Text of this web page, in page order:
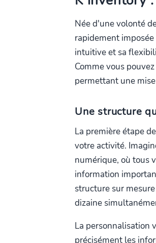
Née d'une volonté
rapidement
intuitive et sa
Comme vous
permettant une
Une structure
La première étape
votre activité.
numérique, où tous
information
structure sur
dizaine
La personnalisation
précisément les